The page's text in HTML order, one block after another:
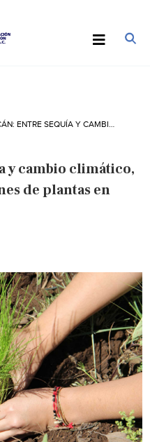
y cambio climático,
de plantas en